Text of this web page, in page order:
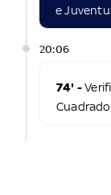
e
20:06
74' -